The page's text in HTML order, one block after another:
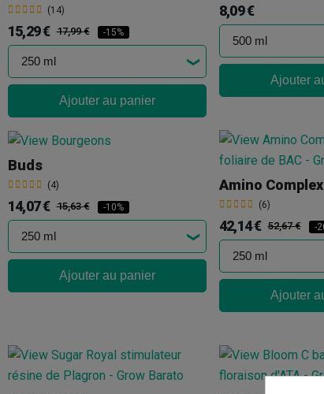
(14)
15,29 € 17,99 € -15%
Ajouter au panier
8,09 €
Ajouter
Buds
(4)
14,07 € 15,63 € -10%
Ajouter au panier
Amino Complex
(6)
42,14 € 52,67 € -
Ajouter